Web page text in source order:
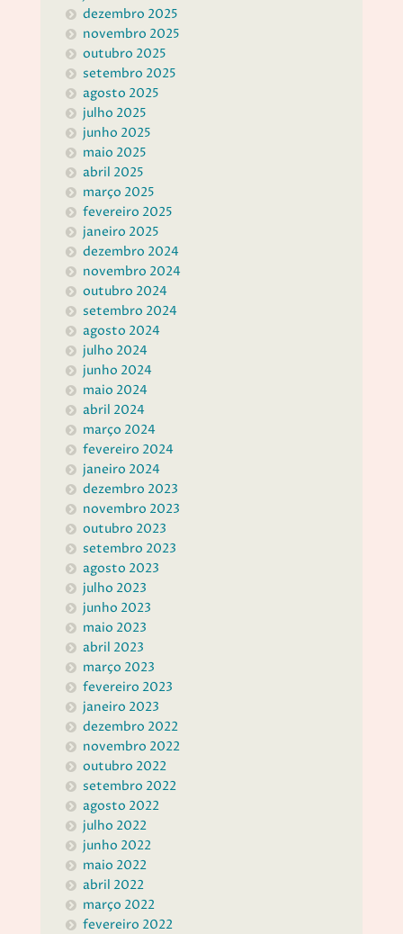
dezembro 2025
novembro 2025
outubro 2025
setembro 2025
agosto 2025
julho 2025
junho 2025
maio 2025
abril 2025
março 2025
fevereiro 2025
janeiro 2025
dezembro 2024
novembro 2024
outubro 2024
setembro 2024
agosto 2024
julho 2024
junho 2024
maio 2024
abril 2024
março 2024
fevereiro 2024
janeiro 2024
dezembro 2023
novembro 2023
outubro 2023
setembro 2023
agosto 2023
julho 2023
junho 2023
maio 2023
abril 2023
março 2023
fevereiro 2023
janeiro 2023
dezembro 2022
novembro 2022
outubro 2022
setembro 2022
agosto 2022
julho 2022
junho 2022
maio 2022
abril 2022
março 2022
fevereiro 2022